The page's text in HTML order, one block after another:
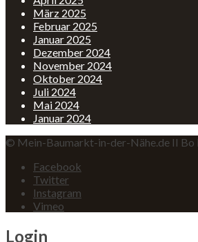
März 2025
Februar 2025
Januar 2025
Dezember 2024
November 2024
Oktober 2024
Juli 2024
Mai 2024
Januar 2024
© Mein-Baumarkt-in-der-Nähe.de II Bo
Facebook
Twitter
Instagram
Vimeo
Login